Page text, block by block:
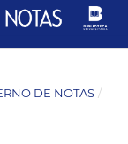
DE NOTAS /